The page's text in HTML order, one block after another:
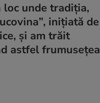
loc unde tradiția,
inițiată de
și am trăit
astfel frumusețea